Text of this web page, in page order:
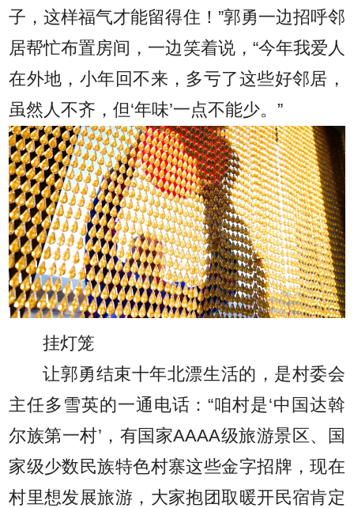
子，这样福气才能留得住！”郭勇一边招呼邻
居帮忙布置房间，一边笑着说，“今年我爱人
在外地，小年回不来，多亏了这些好邻居，
虽然人不齐，但‘年味’一点不能少。”
挂灯笼
让郭勇结束十年北漂生活的，是村委会
主任多雪英的一通电话：“咱村是‘中国达斡
尔族第一村’，有国家AAAA级旅游景区、国
家级少数民族特色村寨这些金字招牌，现在
村里想发展旅游，大家抱团取暖开民宿肯定